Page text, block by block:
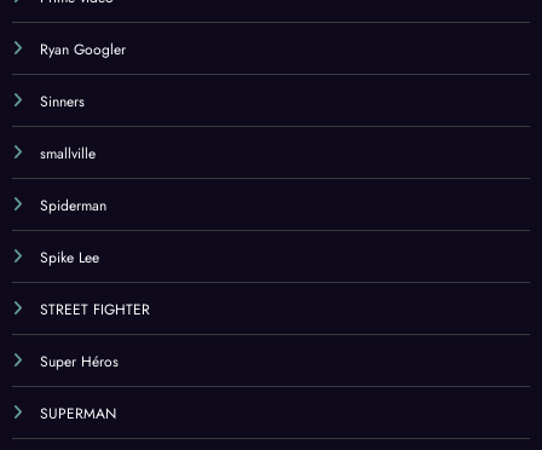
Prime vidéo
Ryan Googler
Sinners
smallville
Spiderman
Spike Lee
STREET FIGHTER
Super Héros
SUPERMAN